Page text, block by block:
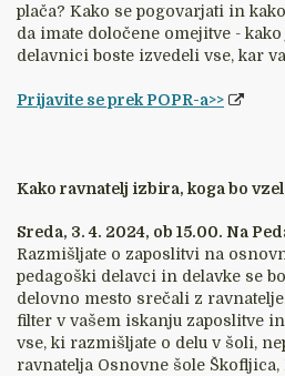
plača? Kako se pogovarjati in
da imate določene omejitve -
delavnici boste izvedeli vse, kar
Prijavite se prek POPR-a>>
Kako ravnatelj izbira, koga bo
Sreda, 3. 4. 2024, ob 15.00. Na
Razmišljate o zaposlitvi na
pedagoški delavci in delavke se
delovno mesto srečali z
filter v vašem iskanju zaposlitve
vse, ki razmišljate o delu v šoli,
ravnatelja Osnovne šole